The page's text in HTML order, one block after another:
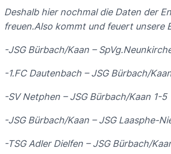
Deshalb hier nochmal die Daten der
freuen.Also kommt und feuert unsere
-JSG Bürbach/Kaan –
-1.FC Dautenbach – JSG Bürbach/
-SV Netphen – JSG Bürbach/Kaan 1-5
-JSG Bürbach/Kaan – JSG Laasphe-
-TSG Adler Dielfen – JSG Bürbach/